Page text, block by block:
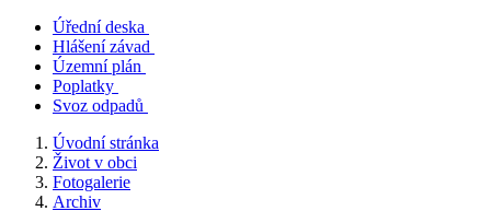
Úřední deska
Hlášení závad
Územní plán
Poplatky
Svoz odpadů
Úvodní stránka
Život v obci
Fotogalerie
Archiv